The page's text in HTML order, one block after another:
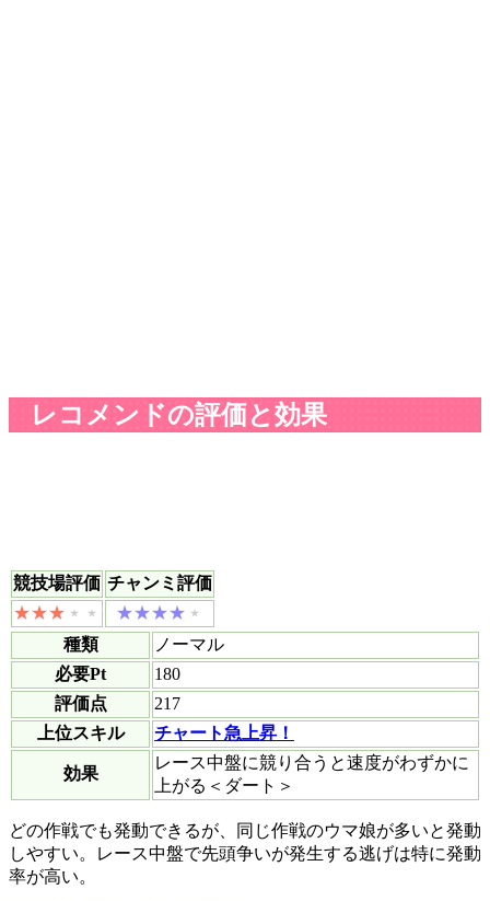
レコメンドの評価と効果
競技場評価 チャンミ評価
種類
ノーマル
必要Pt
180
評価点
217
上位スキル
チャート急上昇！
効果
レース中盤に競り合うと速度がわずかに
上がる＜ダート＞
どの作戦でも発動できるが、同じ作戦のウマ娘が多いと発動
しやすい。レース中盤で先頭争いが発生する逃げは特に発動
率が高い。